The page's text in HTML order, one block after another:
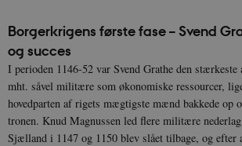
Borgerkrigens første fase – Svend
og succes
I perioden 1146-52 var Svend Grathe den
mht. såvel militære som økonomiske ressourcer,
hovedparten af rigets mægtigste mænd bakkede op
tronen. Knud Magnussen led flere militære
Sjælland i 1147 og 1150 blev slået tilbage, og efter